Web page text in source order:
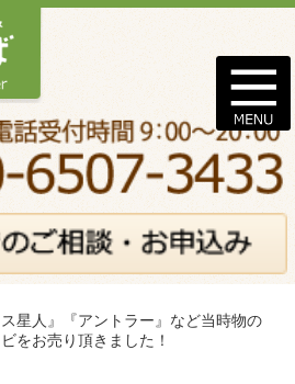
星人』『アントラー』など当時物の
をお売り頂きました！